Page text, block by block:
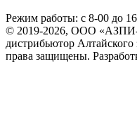
Режим работы: с 8-00 до
© 2019-2026, ООО
дистрибьютор
права защищены.